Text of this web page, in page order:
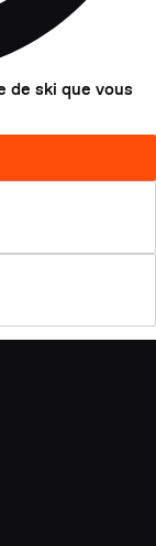
de ski que vous